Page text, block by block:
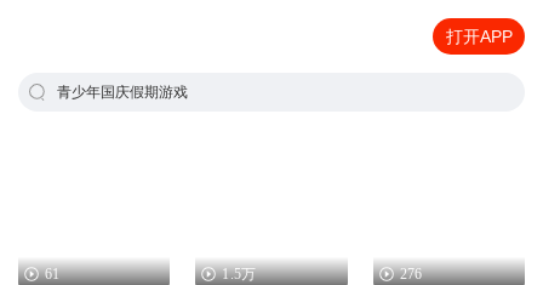
打开APP
青少年国庆假期游戏
61 1.5万 276